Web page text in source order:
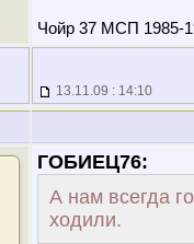
Чойр 37 МСП 1985-
13.11.09 : 14:10
ГОБИЕЦ76:
А нам всегда
ходили.